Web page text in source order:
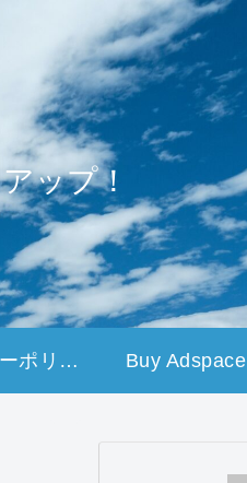
ップ！
プライバシーポリシー Buy Adspace